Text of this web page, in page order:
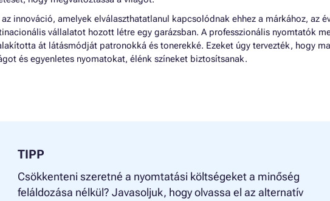
innováció, amelyek elválaszthatatlanul kapcsolódnak ehhez a márkához, az
vállalatot hozott létre egy garázsban. A professzionális nyomtatók
át látásmódját patronokká és tonerekké. Ezeket úgy tervezték, hogy
és egyenletes nyomatokat, élénk színeket biztosítsanak.
TIPP
Csökkenteni szeretné a nyomtatási költségeket a minőség
feláldozása nélkül? Javasoljuk, hogy olvassa el az alternatív